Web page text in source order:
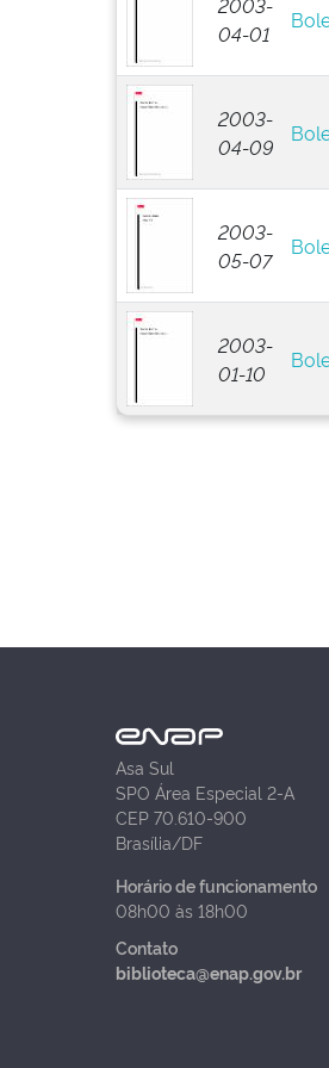
04-01
2003-
04-09
2003-
05-07
2003-
01-10
Asa Sul
SPO Área Especial 2-A
CEP 70.610-900
Brasília/DF
Horário de funcionamento
08h00 às 18h00
Contato
biblioteca@enap.gov.br